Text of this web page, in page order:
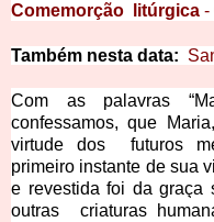
Comemorção litúrgica -
Também nesta data:
Com as palavras
confessamos, que Maria,
virtude dos
futuros
primeiro instante de sua
e revestida foi da graça
outras
criaturas